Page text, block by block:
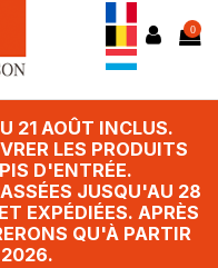
0
21 AOÛT INCLUS.
LES PRODUITS
D'ENTRÉE.
JUSQU'AU 28
EXPÉDIÉES. APRÈS
QU'À PARTIR